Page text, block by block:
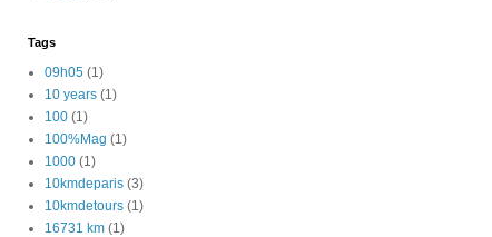
Tags
09h05 (1)
10 years (1)
100 (1)
100%Mag (1)
1000 (1)
10kmdeparis (3)
10kmdetours (1)
16731 km (1)